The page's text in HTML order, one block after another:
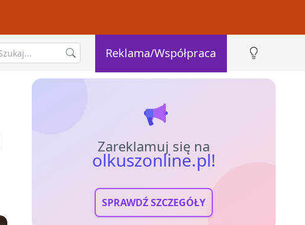
Reklama/Współpraca
Zareklamuj się na
olkuszonline.pl!
SPRAWDŹ SZCZEGÓŁY